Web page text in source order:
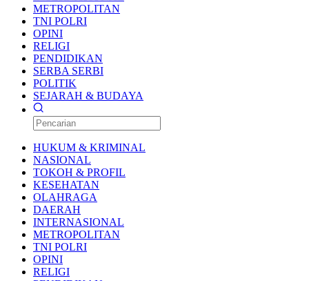
METROPOLITAN
TNI POLRI
OPINI
RELIGI
PENDIDIKAN
SERBA SERBI
POLITIK
SEJARAH & BUDAYA
HUKUM & KRIMINAL
NASIONAL
TOKOH & PROFIL
KESEHATAN
OLAHRAGA
DAERAH
INTERNASIONAL
METROPOLITAN
TNI POLRI
OPINI
RELIGI